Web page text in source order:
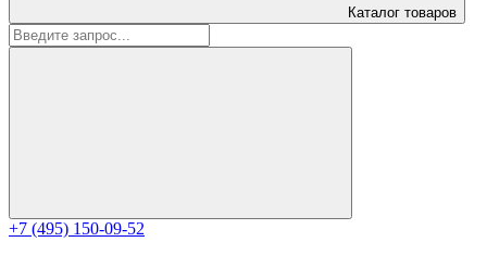
Каталог товаров
+7 (495) 150-09-52